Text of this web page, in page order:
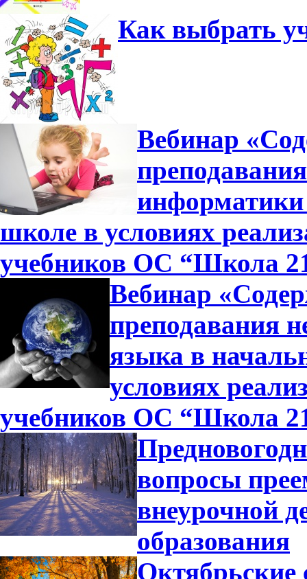
Как выбрать
Вебинар
информатики
школе в условиях
учебников ОС “Школа
Вебинар
преподавания
языка в
условиях
учебников ОС “Школа
вопросы
внеурочной
образования